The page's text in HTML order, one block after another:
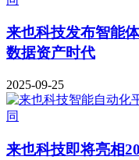
来也科技发布智能
数据资产时代
2025-09-25
来也科技即将亮相